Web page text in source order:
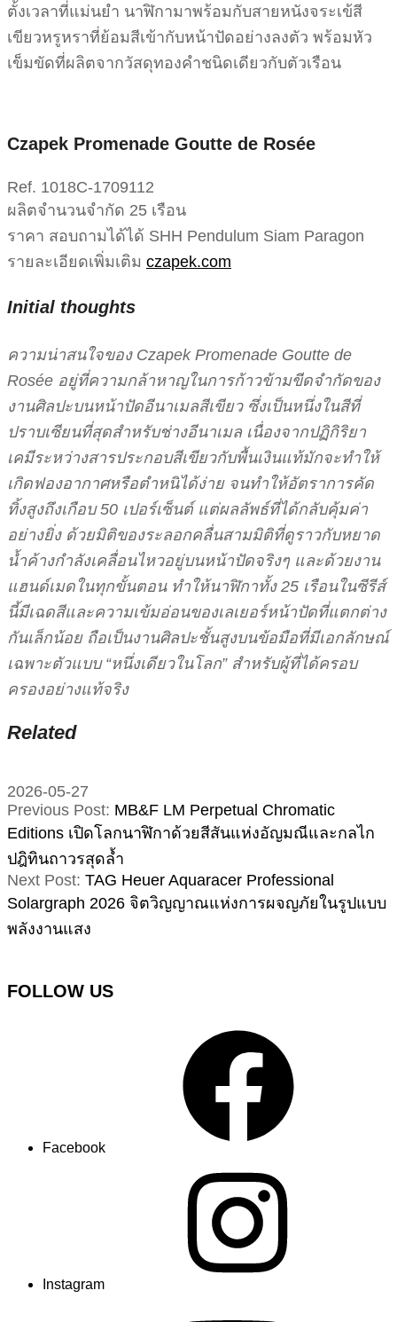
ตั้งเวลาที่แม่นยำ นาฬิกามาพร้อมกับสายหนังจระเข้สี
เขียวหรูหราที่ย้อมสีเข้ากับหน้าปัดอย่างลงตัว พร้อมหัว
เข็มขัดที่ผลิตจากวัสดุทองคำชนิดเดียวกับตัวเรือน
Czapek Promenade Goutte de Rosée
Ref. 1018C-1709112
ผลิตจำนวนจำกัด 25 เรือน
ราคา สอบถามได้ได้ SHH Pendulum Siam Paragon
รายละเอียดเพิ่มเติม czapek.com
Initial thoughts
ความน่าสนใจของ Czapek Promenade Goutte de
Rosée อยู่ที่ความกล้าหาญในการก้าวข้ามขีดจำกัดของ
งานศิลปะบนหน้าปัดอีนาเมลสีเขียว ซึ่งเป็นหนึ่งในสีที่
ปราบเซียนที่สุดสำหรับช่างอีนาเมล เนื่องจากปฏิกิริยา
เคมีระหว่างสารประกอบสีเขียวกับพื้นเงินแท้มักจะทำให้
เกิดฟองอากาศหรือตำหนิได้ง่าย จนทำให้อัตราการคัด
ทิ้งสูงถึงเกือบ 50 เปอร์เซ็นต์ แต่ผลลัพธ์ที่ได้กลับคุ้มค่า
อย่างยิ่ง ด้วยมิติของระลอกคลื่นสามมิติที่ดูราวกับหยาด
น้ำค้างกำลังเคลื่อนไหวอยู่บนหน้าปัดจริงๆ และด้วยงาน
แฮนด์เมดในทุกขั้นตอน ทำให้นาฬิกาทั้ง 25 เรือนในซีรีส์
นี้มีเฉดสีและความเข้มอ่อนของเลเยอร์หน้าปัดที่แตกต่าง
กันเล็กน้อย ถือเป็นงานศิลปะชั้นสูงบนข้อมือที่มีเอกลักษณ์
เฉพาะตัวแบบ “หนึ่งเดียวในโลก” สำหรับผู้ที่ได้ครอบ
ครองอย่างแท้จริง
Related
2026-05-27
Previous Post: MB&F LM Perpetual Chromatic
Editions เปิดโลกนาฬิกาด้วยสีสันแห่งอัญมณีและกลไก
ปฎิทินถาวรสุดล้ำ
Next Post: TAG Heuer Aquaracer Professional
Solargraph 2026 จิตวิญญาณแห่งการผจญภัยในรูปแบบ
พลังงานแสง
FOLLOW US
Facebook
Instagram